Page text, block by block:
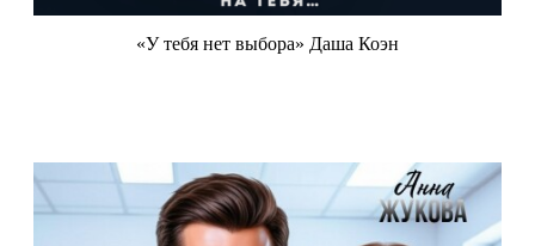
«У тебя нет выбора» Даша Коэн